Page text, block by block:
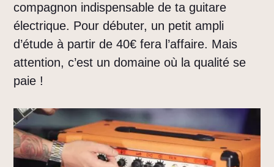
compagnon indispensable de ta guitare
électrique. Pour débuter, un petit ampli
d’étude à partir de 40€ fera l’affaire. Mais
attention, c’est un domaine où la qualité se
paie !